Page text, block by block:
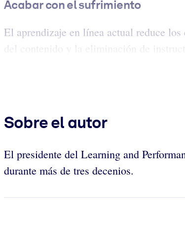
Acabar con el sufrimiento
El aprendizaje en línea actual reduce
del contenido y la eliminación de
Sobre el autor
El presidente del Learning and
durante más de tres decenios.